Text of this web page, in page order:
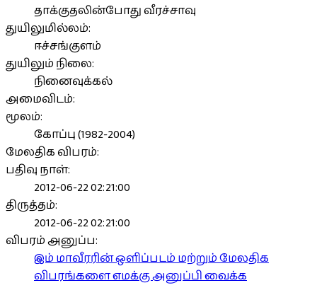
தாக்குதலின்போது வீரச்சாவு
துயிலுமில்லம்:
ஈச்சங்குளம்
துயிலும் நிலை:
நினைவுக்கல்
அமைவிடம்:
மூலம்:
கோப்பு (1982-2004)
மேலதிக விபரம்:
பதிவு நாள்:
2012-06-22 02:21:00
திருத்தம்:
2012-06-22 02:21:00
விபரம் அனுப்ப:
இம் மாவீரரின் ஒளிப்படம் மற்றும் மேலதிக
விபரங்களை எமக்கு அனுப்பி வைக்க